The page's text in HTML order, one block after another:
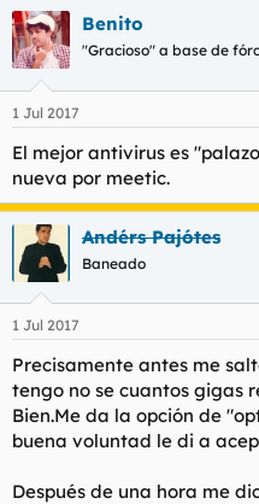
Benito
"Gracioso" a base de
1 Jul 2017
El mejor antivirus es
nueva por meetic.
Andérs Pajótes
Baneado
1 Jul 2017
Precisamente antes me
tengo no se cuantos gigas
Bien.Me da la opción de
buena voluntad le di a
Después de una hora me